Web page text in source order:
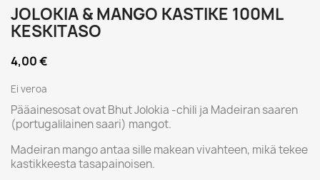
JOLOKIA & MANGO KASTIKE 100ML
KESKITASO
4,00 €
Ei veroa
Pääainesosat ovat Bhut Jolokia -chili ja Madeiran saaren
(portugalilainen saari) mangot.
Madeiran mango antaa sille makean vivahteen, mikä tekee
kastikkeesta tasapainoisen.